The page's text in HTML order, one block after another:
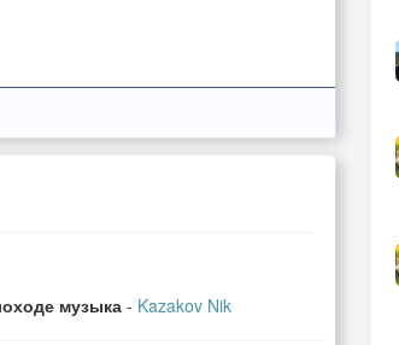
музыка- Kazakov Nik